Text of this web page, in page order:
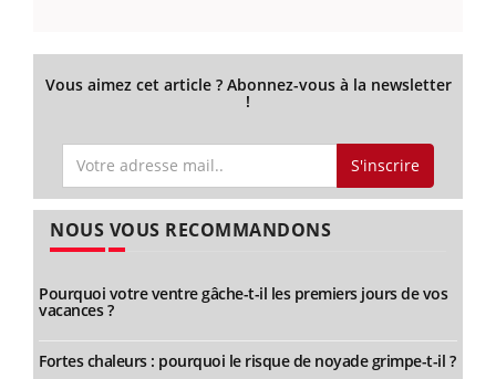
Vous aimez cet article ? Abonnez-vous à la newsletter
!
S'inscrire
NOUS VOUS RECOMMANDONS
Pourquoi votre ventre gâche-t-il les premiers jours de vos
vacances ?
Fortes chaleurs : pourquoi le risque de noyade grimpe-t-il ?